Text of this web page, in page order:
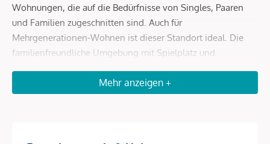
Wohnungen, die auf die Bedürfnisse von Singles, Paaren
und Familien zugeschnitten sind. Auch für
Mehrgenerationen-Wohnen ist dieser Standort ideal. Die
familienfreundliche Umgebung mit Spielplatz und
und macht die Wohnungen besonders begehrt bei Mietern.
Mehr anzeigen +